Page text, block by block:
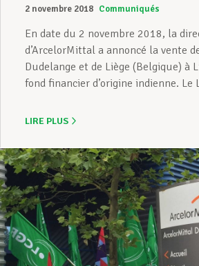
2 novembre 2018 Communiqués
En date du 2 novembre 2018, la
d’ArcelorMittal a annoncé la vente
Dudelange et de Liège (Belgique) à
fond financier d’origine indienne. Le
LIRE PLUS